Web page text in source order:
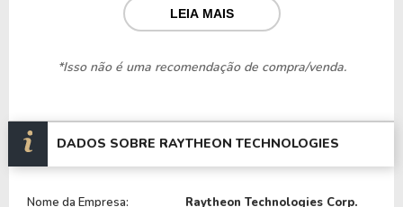
aeroespacial, sistemas de defesa e
, atendendo governos e organizações
comerciais em diversos países.
diversificado de produtos e serviços, com foco em
soluções tecnológicas avançadas voltadas para
defesa, aviação e segurança nacional. Entre
LEIA MAIS
*Isso não é uma recomendação de compra/venda.
DADOS SOBRE RAYTHEON TECHNOLOGIES
Nome da Empresa: Raytheon Technologies Corp.